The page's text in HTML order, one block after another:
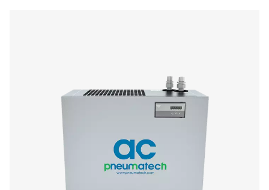
Une gamme complète
produits
Pour en savoir plus sur nos différents types de
sur le lien ci-dessous.